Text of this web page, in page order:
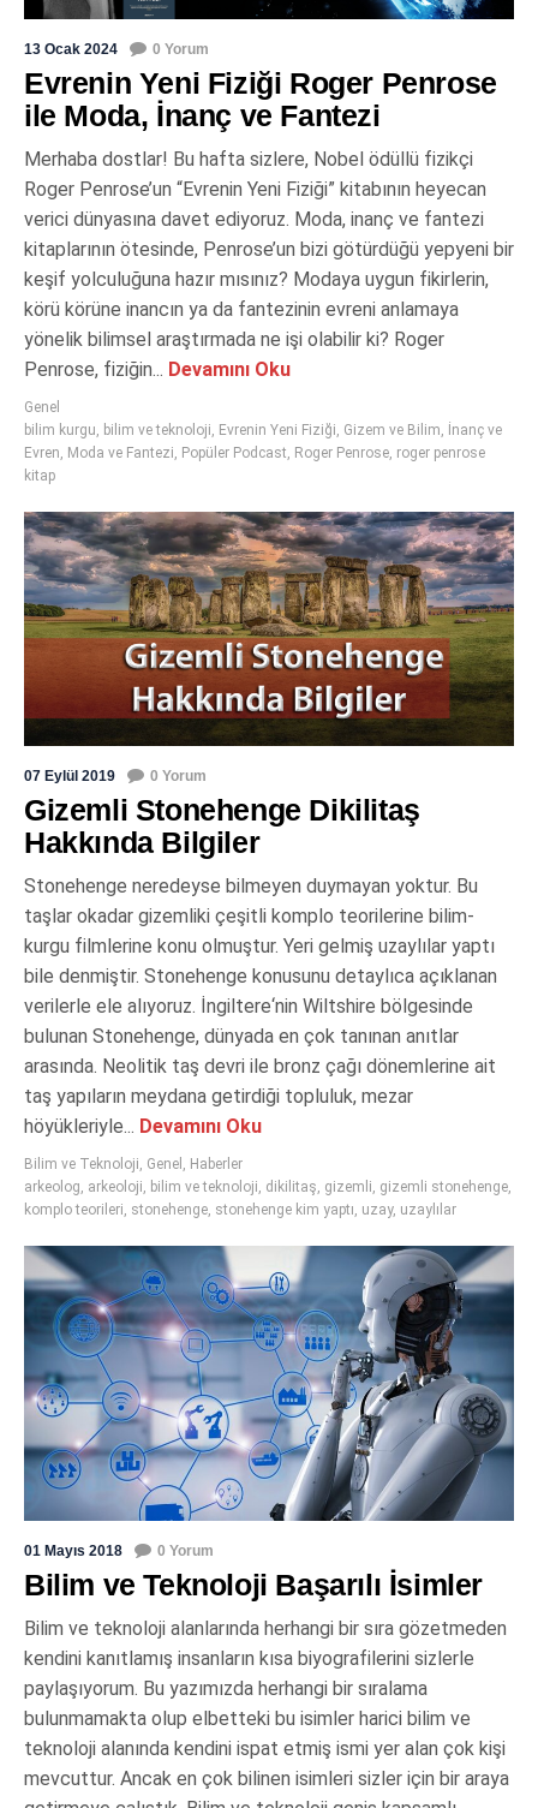
13 Ocak 2024 0 Yorum
Evrenin Yeni Fiziği Roger Penrose
ile Moda, İnanç ve Fantezi
Merhaba dostlar! Bu hafta sizlere, Nobel ödüllü fizikçi
Roger Penrose’un “Evrenin Yeni Fiziği” kitabının heyecan
verici dünyasına davet ediyoruz. Moda, inanç ve fantezi
kitaplarının ötesinde, Penrose’un bizi götürdüğü yepyeni bir
keşif yolculuğuna hazır mısınız? Modaya uygun fikirlerin,
körü körüne inancın ya da fantezinin evreni anlamaya
yönelik bilimsel araştırmada ne işi olabilir ki? Roger
Penrose, fiziğin... Devamını Oku
Genel
bilim kurgu, bilim ve teknoloji, Evrenin Yeni Fiziği, Gizem ve Bilim, İnanç ve
Evren, Moda ve Fantezi, Popüler Podcast, Roger Penrose, roger penrose
kitap
07 Eylül 2019 0 Yorum
Gizemli Stonehenge Dikilitaş
Hakkında Bilgiler
Stonehenge neredeyse bilmeyen duymayan yoktur. Bu
taşlar okadar gizemliki çeşitli komplo teorilerine bilim-
kurgu filmlerine konu olmuştur. Yeri gelmiş uzaylılar yaptı
bile denmiştir. Stonehenge konusunu detaylıca açıklanan
verilerle ele alıyoruz. İngiltere‘nin Wiltshire bölgesinde
bulunan Stonehenge, dünyada en çok tanınan anıtlar
arasında. Neolitik taş devri ile bronz çağı dönemlerine ait
taş yapıların meydana getirdiği topluluk, mezar
höyükleriyle... Devamını Oku
Bilim ve Teknoloji, Genel , Haberler
arkeolog, arkeoloji, bilim ve teknoloji, dikilitaş, gizemli, gizemli stonehenge,
komplo teorileri, stonehenge, stonehenge kim yaptı, uzay, uzaylılar
01 Mayıs 2018 0 Yorum
Bilim ve Teknoloji Başarılı İsimler
Bilim ve teknoloji alanlarında herhangi bir sıra gözetmeden
kendini kanıtlamış insanların kısa biyografilerini sizlerle
paylaşıyorum. Bu yazımızda herhangi bir sıralama
bulunmamakta olup elbetteki bu isimler harici bilim ve
teknoloji alanında kendini ispat etmiş ismi yer alan çok kişi
mevcuttur. Ancak en çok bilinen isimleri sizler için bir araya